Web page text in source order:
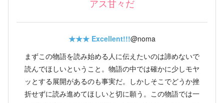
アス甘々だ
★★★ Excellent!!!@noma
まずこの物語を読み始める人に伝えたいのは諦めないで
読んでほしいということ。物語の中では確かに少しモヤ
ッとする展開があるのも事実だ。しかしそこでどうか挫
折せずに読み進めてほしいと切に願う。この物語では一